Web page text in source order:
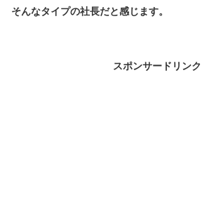
そんなタイプの社長だと感じます。
スポンサードリンク